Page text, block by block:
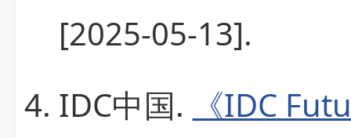
[2025-05-13].
IDC中国.
《IDC